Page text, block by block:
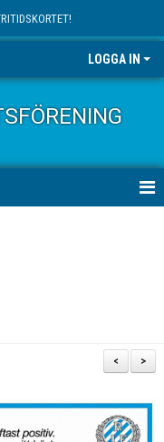
LOGGA IN
>
<